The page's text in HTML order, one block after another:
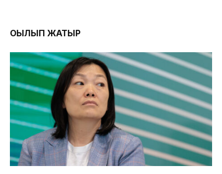
ОҚЫЛЫП ЖАТЫР